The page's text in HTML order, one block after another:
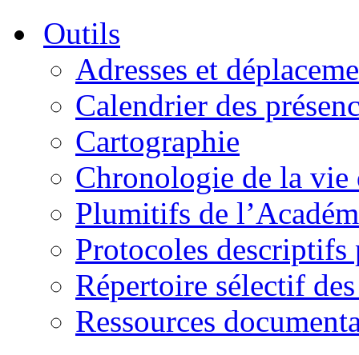
Outils
Adresses et
Calendrier des
Cartographie
Chronologie de la vie
Plumitifs de
Protocoles descriptifs
Répertoire sélectif
Ressources